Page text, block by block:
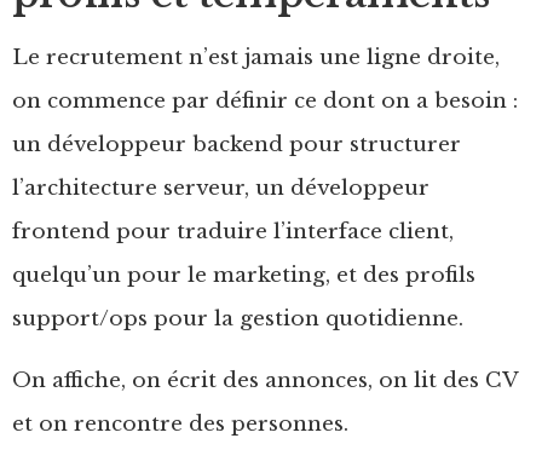
Le recrutement n’est jamais une ligne droite,
on commence par définir ce dont on a besoin :
un développeur backend pour structurer
l’architecture serveur, un développeur
frontend pour traduire l’interface client,
quelqu’un pour le marketing, et des profils
support/ops pour la gestion quotidienne.
On affiche, on écrit des annonces, on lit des CV
et on rencontre des personnes.